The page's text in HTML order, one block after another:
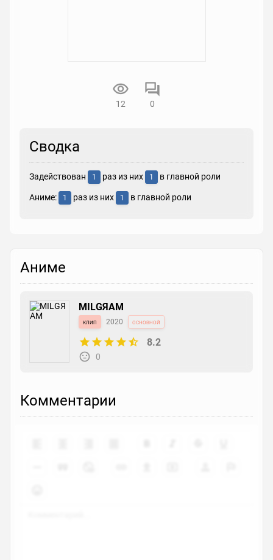
12 0
Сводка
Задействован 1 раз из них 1 в главной роли
Аниме: 1 раз из них 1 в главной роли
Аниме
MILGЯAM
клип 2020 основной
8.2
0
Комментарии